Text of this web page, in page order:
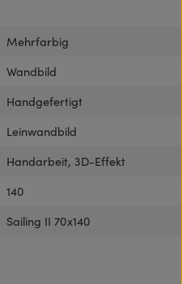
Mehrfarbig
Wandbild
Handgefertigt
Leinwandbild
Handarbeit, 3D-Effekt
140
Sailing II 70x140